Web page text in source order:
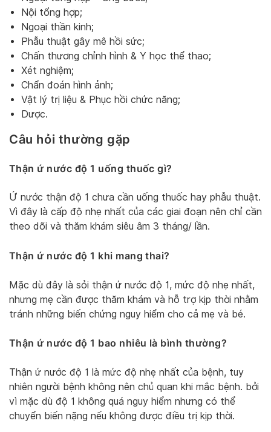
Nội tổng hợp;
Ngoại thần kinh;
Phẫu thuật gây mê hồi sức;
Chấn thương chỉnh hình & Y học thể thao;
Xét nghiệm;
Chẩn đoán hình ảnh;
Vật lý trị liệu & Phục hồi chức năng;
Dược.
Câu hỏi thường gặp
Thận ứ nước độ 1 uống thuốc gì?
Ứ nước thận độ 1 chưa cần uống thuốc hay phẫu thuật.
Vì đây là cấp độ nhẹ nhất của các giai đoạn nên chỉ cần
theo dõi và thăm khám siêu âm 3 tháng/ lần.
Thận ứ nước độ 1 khi mang thai?
Mặc dù đây là sỏi thận ứ nước độ 1, mức độ nhẹ nhất,
nhưng mẹ cần được thăm khám và hỗ trợ kịp thời nhằm
tránh những biến chứng nguy hiểm cho cả mẹ và bé.
Thận ứ nước độ 1 bao nhiêu là bình thường?
Thận ứ nước độ 1 là mức độ nhẹ nhất của bệnh, tuy
nhiên người bệnh không nên chủ quan khi mắc bệnh. bởi
vì mặc dù độ 1 không quá nguy hiểm nhưng có thể
chuyển biến nặng nếu không được điều trị kịp thời.